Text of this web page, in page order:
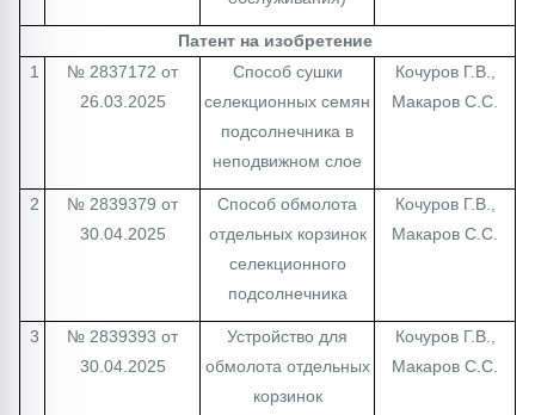
Патент на изобретение
1
№ 2837172 от
26.03.2025
Способ сушки
селекционных семян
подсолнечника в
неподвижном слое
Кочуров Г.В.,
Макаров С.С.
2
№ 2839379 от
30.04.2025
Способ обмолота
отдельных корзинок
селекционного
подсолнечника
Кочуров Г.В.,
Макаров С.С.
3
№ 2839393 от
30.04.2025
Устройство для
обмолота отдельных
корзинок
Кочуров Г.В.,
Макаров С.С.